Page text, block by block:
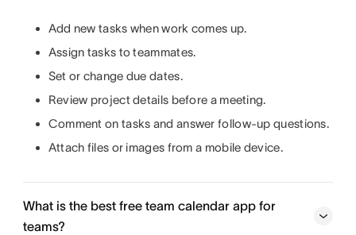
Add new tasks when work comes up.
Assign tasks to teammates.
Set or change due dates.
Review project details before a meeting.
Comment on tasks and answer follow-up questions.
Attach files or images from a mobile device.
What is the best free team calendar app for
teams?